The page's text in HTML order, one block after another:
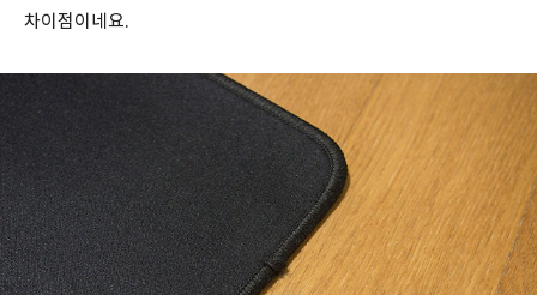
차이점이네요.